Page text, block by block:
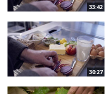
33:42
30:27